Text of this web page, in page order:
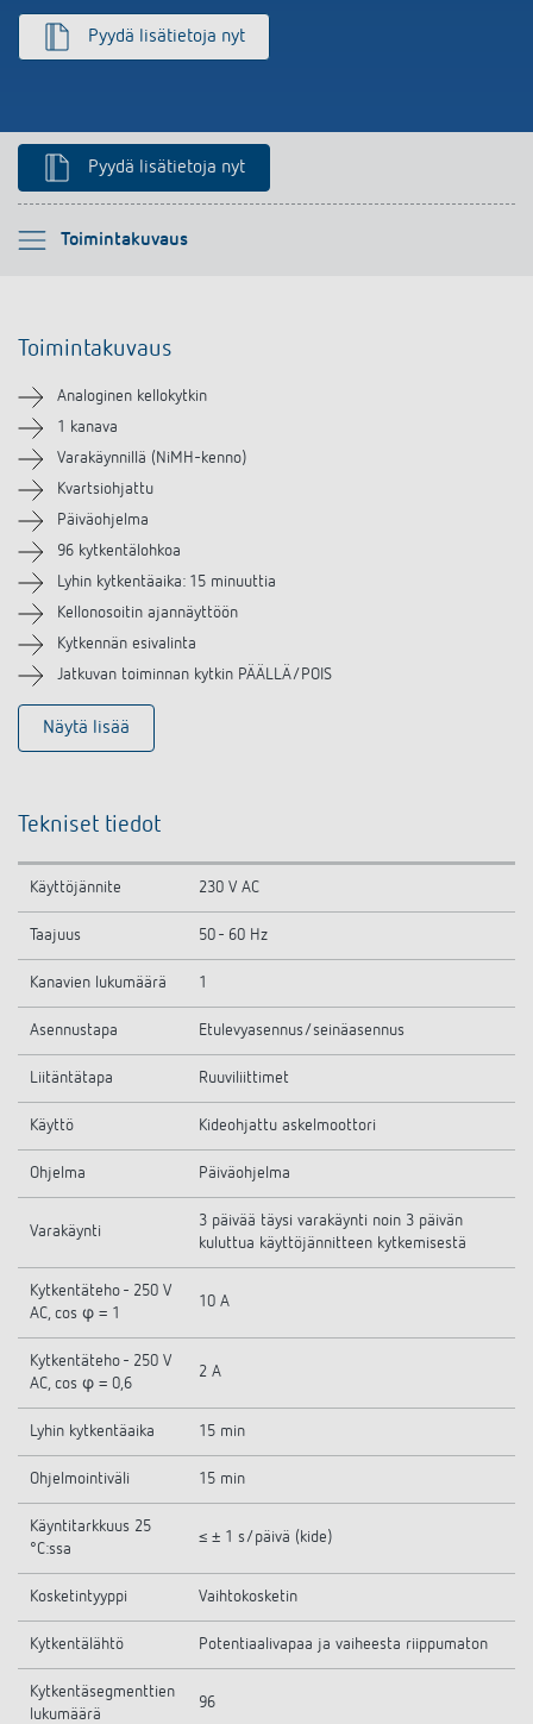
Pyydä lisätietoja nyt
Pyydä lisätietoja nyt
Toimintakuvaus
Ole hyvä ja valitse
Lataukset
Lisätarvikkeet
Samanlaisia tuotteita
Toimintakuvaus
Analoginen kellokytkin
1 kanava
Varakäynnillä (NiMH-kenno)
Kvartsiohjattu
Päiväohjelma
96 kytkentälohkoa
Lyhin kytkentäaika: 15 minuuttia
Kellonosoitin ajannäyttöön
Kytkennän esivalinta
Jatkuvan toiminnan kytkin PÄÄLLÄ/POIS
Näytä lisää
Tekniset tiedot
Käyttöjännite 230 V AC
Taajuus 50 - 60 Hz
Kanavien lukumäärä 1
Asennustapa Etulevyasennus/seinäasennus
Liitäntätapa Ruuviliittimet
Käyttö Kideohjattu askelmoottori
Ohjelma Päiväohjelma
Varakäynti
3 päivää täysi varakäynti noin 3 päivän
kuluttua käyttöjännitteen kytkemisestä
Kytkentäteho - 250 V
AC, cos φ = 1
10 A
Kytkentäteho - 250 V
AC, cos φ = 0,6
2 A
Lyhin kytkentäaika 15 min
Ohjelmointiväli 15 min
Käyntitarkkuus 25
°C:ssa
≤ ± 1 s/päivä (kide)
Kosketintyyppi Vaihtokosketin
Kytkentälähtö Potentiaalivapaa ja vaiheesta riippumaton
Kytkentäsegmenttien
lukumäärä
96